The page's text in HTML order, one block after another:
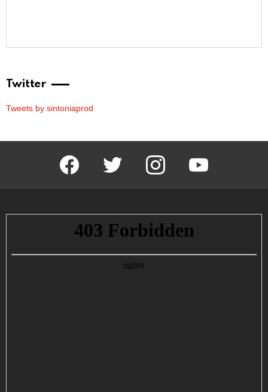
Twitter
Tweets by sintoniaprod
facebook twitter instagram